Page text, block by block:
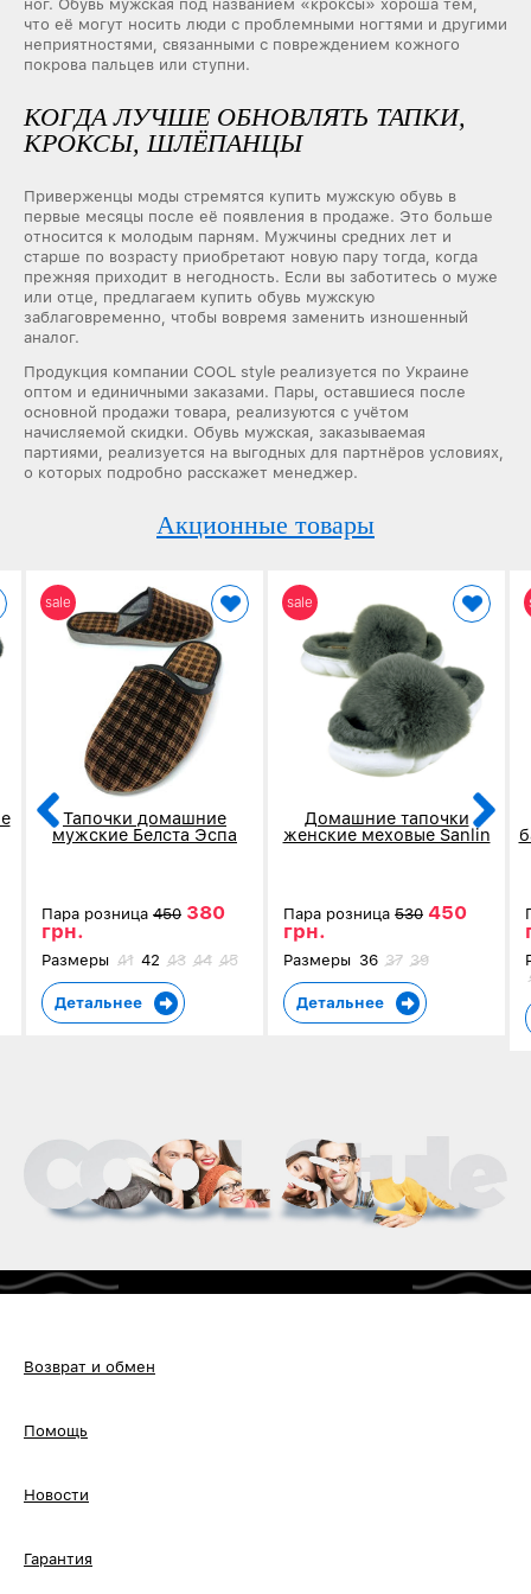
ног. Обувь мужская под названием «кроксы» хороша тем,
что её могут носить люди с проблемными ногтями и другими
неприятностями, связанными с повреждением кожного
покрова пальцев или ступни.
КОГДА ЛУЧШЕ ОБНОВЛЯТЬ ТАПКИ,
КРОКСЫ, ШЛЁПАНЦЫ
Приверженцы моды стремятся купить мужскую обувь в
первые месяцы после её появления в продаже. Это больше
относится к молодым парням. Мужчины средних лет и
старше по возрасту приобретают новую пару тогда, когда
прежняя приходит в негодность. Если вы заботитесь о муже
или отце, предлагаем купить обувь мужскую
заблаговременно, чтобы вовремя заменить изношенный
аналог.
Продукция компании COOL style реализуется по Украине
оптом и единичными заказами. Пары, оставшиеся после
основной продажи товара, реализуются с учётом
начисляемой скидки. Обувь мужская, заказываемая
партиями, реализуется на выгодных для партнёров условиях,
о которых подробно расскажет менеджер.
Акционные товары
Тапочки домашние
мужские Белста Эспа
коричневые в клетку 4002
Пара розница 450 380
грн.
Размеры 41 42 43 44 45
Детальнее
sale
Домашние тапочки
женские меховые Sanlin
Пара розница 530 450
грн.
Размеры 36 37 39
Детальнее
sale
Возврат и обмен
Помощь
Новости
Гарантия